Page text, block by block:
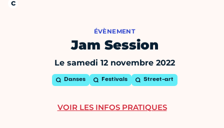
ÉVÈNEMENT
Jam Session
Le samedi 12 novembre 2022
Danses Festivals Street-art
VOIR LES INFOS PRATIQUES